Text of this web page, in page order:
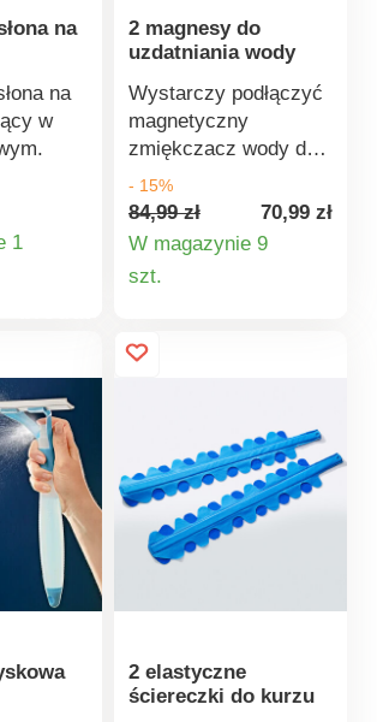
na
na
w
1
2 magnesy do
uzdatniania wody
Wystarczy podłączyć
magnetyczny
zmiękczacz wody do
rury doprowadzającej
zimną wodę. Silne
pole magnetyczne
zmienia właściwości
fizyczne wody. Żadne
wpływają na smak
wody. Działa
osadzaniu się
kamienia. Zmiękcza
wodę i zapobiega
osadzaniu się
kamienia.
- 15%
84,99 zł
70,99 zł
W magazynie 9
szt.
2 elastyczne
ściereczki do kurzu